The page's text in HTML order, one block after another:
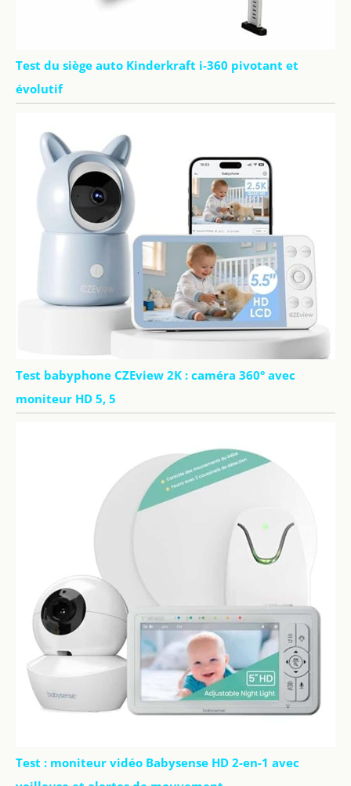
bénéficierez d'une
garantie d'un an et
d'un support
technique à vie de
amical
Test du siège auto Kinderkraft i-360 pivotant et
évolutif
Test babyphone CZEview 2K : caméra 360° avec
moniteur HD 5, 5
Test : moniteur vidéo Babysense HD 2-en-1 avec